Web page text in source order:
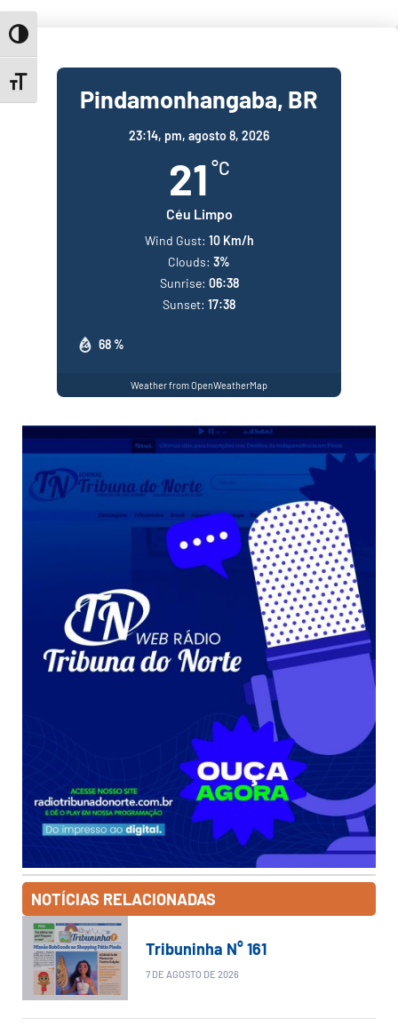
Toggle High Contrast
Toggle Font sizePindamonhangaba, BR
23:14, pm, agosto 8, 2026
21 °C
Céu Limpo
68 %
Wind Gust: 10 Km/h
Clouds: 3%
Sunrise: 06:38
Sunset: 17:38
Weather from OpenWeatherMap
NOTÍCIAS RELACIONADAS
Tribuninha N° 161
7 DE AGOSTO DE 2026